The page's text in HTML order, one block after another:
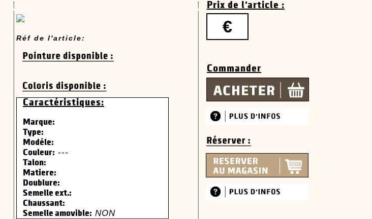
Réf de l'article:
Caractéristiques:
Marque:
Type:
Modéle:
Couleur: ---
Talon:
Matiere:
Doublure:
Semelle ext.:
Chaussant:
Semelle amovible: NON
Prix de l'article :
€
Commander